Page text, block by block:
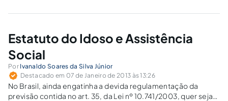
tratados sejam colocados diretamente no subsolo,
são de suma importância para a manutenção dos recursos
hídricos.
Estatuto do Idoso e Assistência
Social
Por Ivanaldo Soares da Silva Júnior
Destacado em 07 de Janeiro de 2013 às 13:26
No Brasil, ainda engatinha a devida regulamentação da
previsão contida no art. 35, da Lei nº 10.741/2003, quer seja